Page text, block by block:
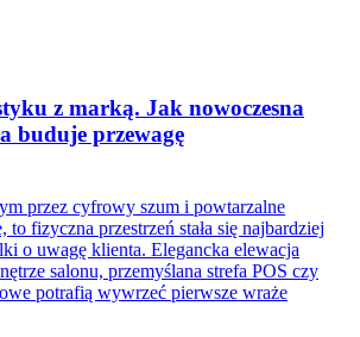
z marką. Jak nowoczesna
buduje przewagę
przez cyfrowy szum i powtarzalne
to fizyczna przestrzeń stała się najbardziej
o uwagę klienta. Elegancka elewacja
salonu, przemyślana strefa POS czy
potrafią wywrzeć pierwsze wraże